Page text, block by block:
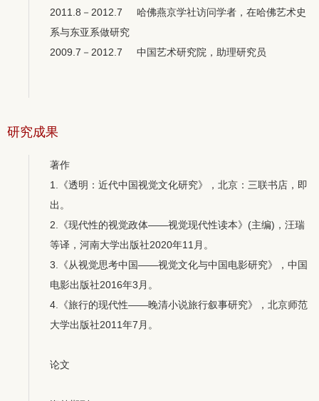
2011.8－2012.7 哈佛燕京学社访问学者，在哈佛艺术史
系与东亚系做研究
2009.7－2012.7 中国艺术研究院，助理研究员
研究成果
著作
1.《透明：近代中国视觉文化研究》，北京：三联书店，即
出。
2.《现代性的视觉政体——视觉现代性读本》(主编)，汪瑞
等译，河南大学出版社2020年11月。
3.《从视觉思考中国——视觉文化与中国电影研究》，中国
电影出版社2016年3月。
4.《旅行的现代性——晚清小说旅行叙事研究》，北京师范
大学出版社2011年7月。
论文